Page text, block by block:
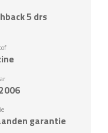
5 drs
garantie